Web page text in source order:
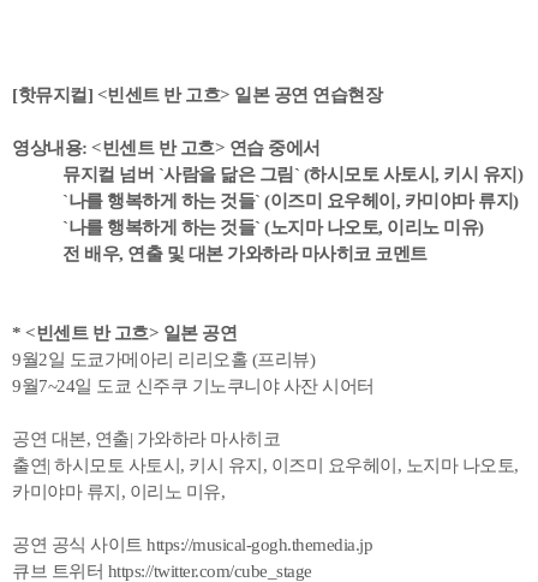
[핫뮤지컬] <빈센트 반 고흐> 일본 공연 연습현장
영상내용: <빈센트 반 고흐> 연습 중에서
뮤지컬 넘버 `사람을 닮은 그림` (하시모토 사토시, 키시 유지)
`나를 행복하게 하는 것들` (이즈미 요우헤이, 카미야마 류지)
`나를 행복하게 하는 것들` (노지마 나오토, 이리노 미유)
전 배우, 연출 및 대본 가와하라 마사히코 코멘트
* <빈센트 반 고흐> 일본 공연
9월2일 도쿄가메아리 리리오홀 (프리뷰)
9월7~24일 도쿄 신주쿠 기노쿠니야 사잔 시어터
공연 대본, 연출| 가와하라 마사히코
출연| 하시모토 사토시, 키시 유지, 이즈미 요우헤이, 노지마 나오토,
카미야마 류지, 이리노 미유,
공연 공식 사이트 https://musical-gogh.themedia.jp
큐브 트위터 https://twitter.com/cube_stage